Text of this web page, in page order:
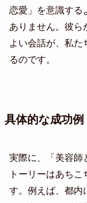
恋愛」を意識する
ありません。彼ら
よい会話が、私た
るのです。
具体的な成功例
実際に、「美容師
トーリーはあち
す。例えば、都内